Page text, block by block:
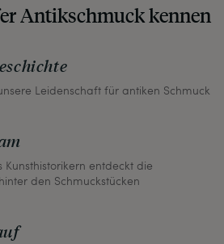
zu Ihnen kommt, keine
Grund doch einmal
nehmen Sie bitte mit uns
finden umgehend eine
Unabhängig davon können
Monat jeden Artikel
erstatten Ihnen den vollen
Antikschmuck kennen
Leidenschaft für antiken Schmuck
Kunsthistorikern entdeckt die
den Schmuckstücken